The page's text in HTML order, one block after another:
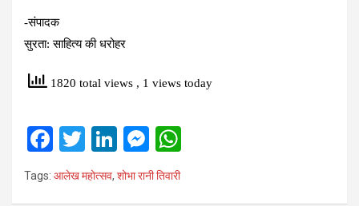
-संपादक
सुरता: साहित्‍य की धरोहर
1820 total views , 1 views today
F
a
ce
T
wi
tt
Li
n
ke
M
es
se
Tags: आलेख महोत्‍सव, शोभा रानी तिवारी